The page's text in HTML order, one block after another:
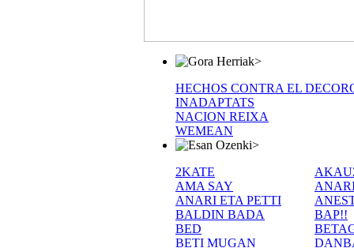
>
HECHOS CONTRA EL
INADAPTATS
NACION REIXA
WEMEAN
>
2KATE
AMA SAY
ANARI ETA PETTI
BALDIN BADA
BAP!!
BED
BETI MUGAN